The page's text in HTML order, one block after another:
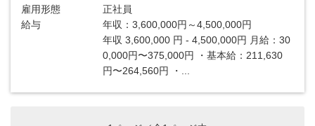
雇用形態
正社員
給与
年収：3,600,000円～4,500,000円
年収 3,600,000 円 - 4,500,000円 月給：30
0,000円〜375,000円 ・基本給：211,630
円〜264,560円 ・...